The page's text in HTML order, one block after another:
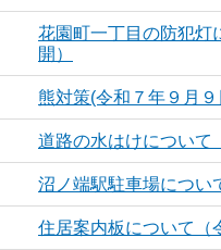
花園町一丁目の防犯灯
開）
熊対策(令和７年９月９
道路の水はけについて
沼ノ端駅駐車場につい
住居案内板について（